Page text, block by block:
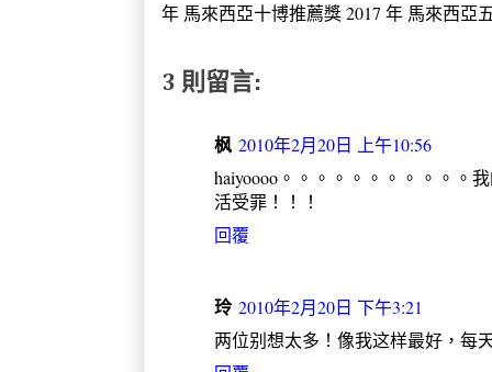
年 馬來西亞十博推薦獎 2017 年 馬來西亞
3 則留言:
枫 2010年2月20日 上午10:56
haiyoooo。。。。。。。。。。。
活受罪！！！
回覆
玲 2010年2月20日 下午3:21
两位别想太多！像我这样最好，每